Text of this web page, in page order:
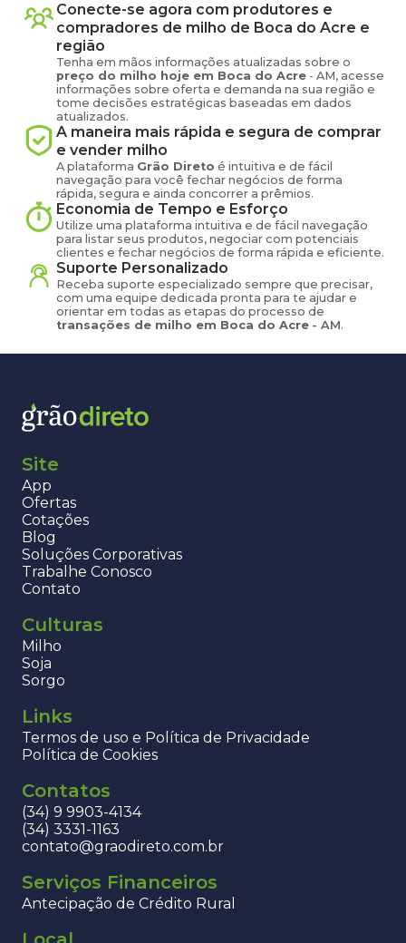
Conecte-se agora com produtores e
compradores de milho de Boca do Acre e
região
Tenha em mãos informações atualizadas sobre o
preço do milho hoje em Boca do Acre - AM, acesse
informações sobre oferta e demanda na sua região e
tome decisões estratégicas baseadas em dados
atualizados.
A maneira mais rápida e segura de comprar
e vender milho
A plataforma Grão Direto é intuitiva e de fácil
navegação para você fechar negócios de forma
rápida, segura e ainda concorrer a prêmios.
Economia de Tempo e Esforço
Utilize uma plataforma intuitiva e de fácil navegação
para listar seus produtos, negociar com potenciais
clientes e fechar negócios de forma rápida e eficiente.
Suporte Personalizado
Receba suporte especializado sempre que precisar,
com uma equipe dedicada pronta para te ajudar e
orientar em todas as etapas do processo de
transações de milho em Boca do Acre - AM.
Site
App
Ofertas
Cotações
Blog
Soluções Corporativas
Trabalhe Conosco
Contato
Culturas
Milho
Soja
Sorgo
Links
Termos de uso e Política de Privacidade
Política de Cookies
Contatos
(34) 9 9903-4134
(34) 3331-1163
contato@graodireto.com.br
Serviços Financeiros
Antecipação de Crédito Rural